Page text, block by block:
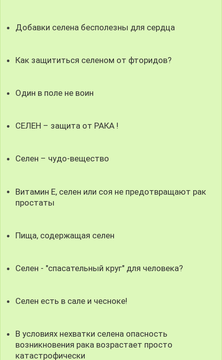
Добавки селена бесполезны для сердца
Как защититься селеном от фторидов?
Один в поле не воин
СЕЛЕН – защита от РАКА !
Селен – чудо-вещество
Витамин Е, селен или соя не предотвращают рак
простаты
Пища, содержащая селен
Селен - "спасательный круг" для человека?
Селен есть в сале и чесноке!
В условиях нехватки селена опасность
возникновения рака возрастает просто
катастрофически